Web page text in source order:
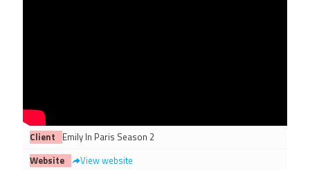
Client Emily In Paris Season 2
Website
View website